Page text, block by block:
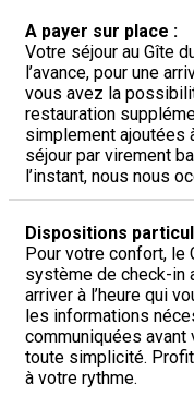
A payer sur place :
Votre séjour au Gîte
l’avance, pour une
vous avez la
restauration
simplement ajoutées
séjour par virement
l’instant, nous nous
Dispositions
Pour votre confort, le
système de check-in
arriver à l’heure qui
les informations
communiquées avant
toute simplicité.
à votre rythme.